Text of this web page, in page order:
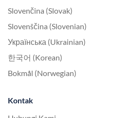
Slovenčina (Slovak)
Slovenščina (Slovenian)
Українська (Ukrainian)
한국어 (Korean)
Bokmål (Norwegian)
Kontak